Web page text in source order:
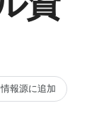
報源に追加